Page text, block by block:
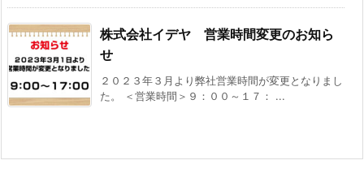
株式会社イデヤ 営業時間変更のお知ら
せ
２０２３年３月より弊社営業時間が変更となりまし
た。 ＜営業時間＞９：００～１７： ...